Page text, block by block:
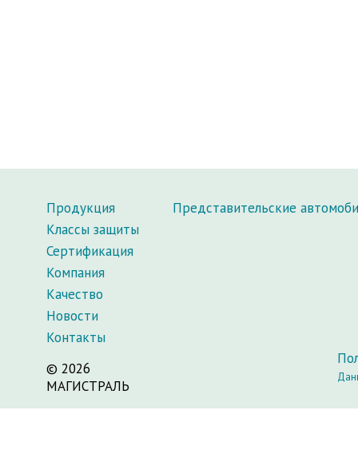
Продукция
Классы защиты
Сертификация
Компания
Качество
Новости
Контакты
© 2026
МАГИСТРАЛЬ
Представительские